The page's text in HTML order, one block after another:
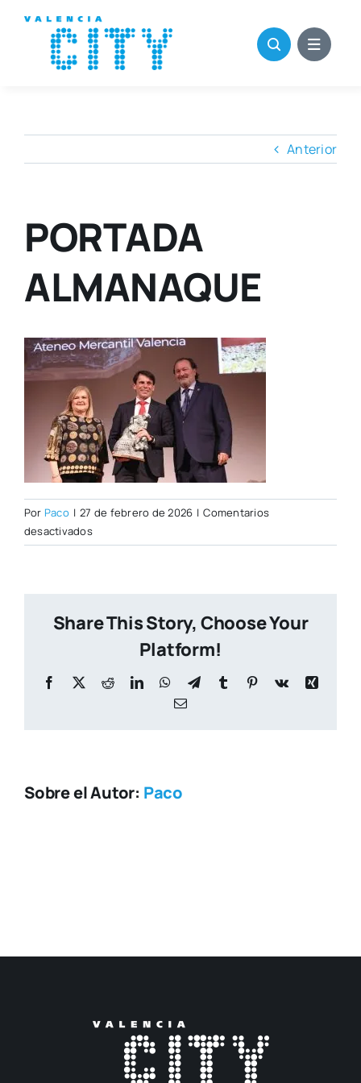
contenido
Anterior
PORTADA
ALMANAQUE
Por Paco | 27 de febrero de 2026 | Comentarios
desactivadosen
PORTADA
Share This Story, Choose Your
Platform!
Facebook
X RedditLinkedInWhatsApp
TelegramTumblr Pinterest
Vk
Xing
Correo
Sobre el Autor: Paco